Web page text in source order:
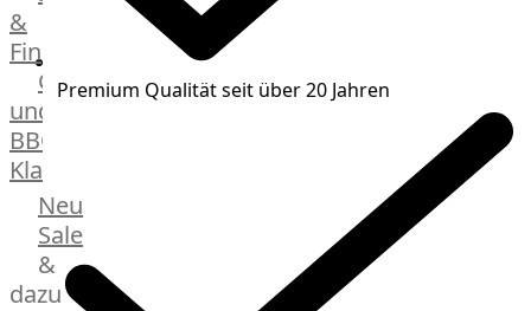
Manufaktur
Bratwurstsets
Toppings
Hackfleisch
Aufschnitt
Schinken
&
Fingerfood
Grill-
und
BBQ-
Klassiker
Beilagen
Brot
Brötchen
Neu
Sale
&
dazu
Premium Qualität seit über 20 Jahren